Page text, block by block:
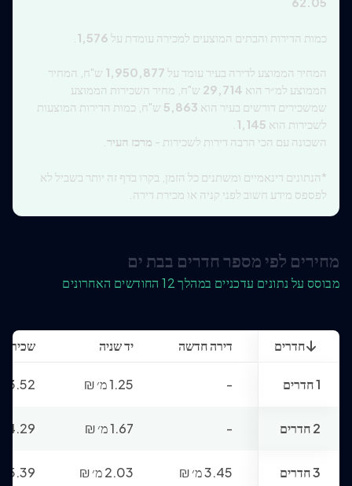
כמות הדירות והבתים המוצעים למכירה עומדת על 1,576
המחיר הממוצע לדירה בעיר עומד על 1,950,877 ש"ח, המחיר
הממוצע למ״ר הוא 29,714 ש"ח, מחיר השכירות הממוצע
שמשכירים דורשים בעיר הוא 5,863 ש"ח, כמות הדירות המוצעות
לשכירות הוא 1,145
השכונה עם הכי הרבה דירות לשכירות - מרכז העיר
*הנתונים דינאמיים ומשתנים כל הזמן, בקרו בדף זה יותר בשביל לא
לפספס מידע חשוב לפני קניה או מכירת דירה.
מחירים לפי מספר חדרים בבת ים
מבוסס על נתונים עדכניים במהלך 12 החודשים האחרונים
חדרים דירה חדשה יד שניה שכירות
1 חדרים - 1.25 מ׳ ₪ 3.52 א׳
2 חדרים - 1.67 מ׳ ₪ 4.29 א׳
3 חדרים 3.45 מ׳ ₪ 2.03 מ׳ ₪ 5.39 א׳